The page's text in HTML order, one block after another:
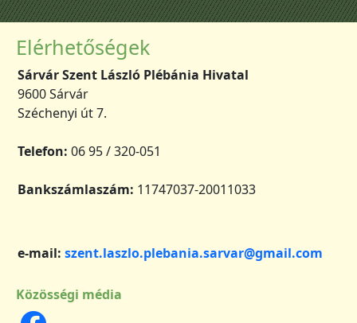
Elérhetőségek
Sárvár Szent László Plébánia Hivatal
9600 Sárvár
Széchenyi út 7.
Telefon: 06 95 / 320-051
Bankszámlaszám: 11747037-20011033
e-mail: szent.laszlo.plebania.sarvar@gmail.com
Közösségi média